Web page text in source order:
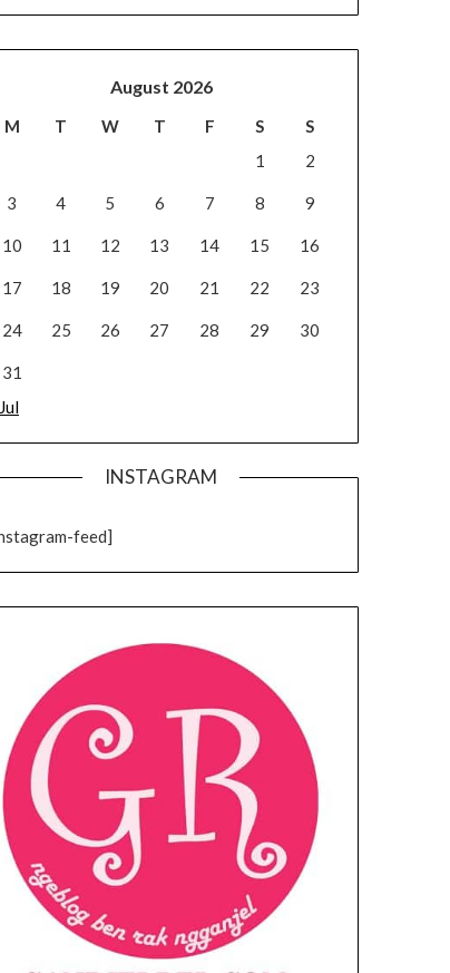
August 2026
M T W T F S
S
1
2
3 4 5 6 7 8 9
10 11 12 13 14 15 16
17 18 19 20 21 22 23
24 25 26 27 28 29 30
31
INSTAGRAM
feed]